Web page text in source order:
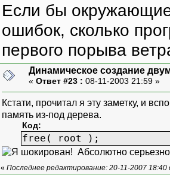
Если бы
ошибок, сколько
первого порыва
Динамическое создание
« Ответ #23 : 08-11-2003 21:59 »
Кстати, прочитал я эту заметку, и
память из-под дерева.
Код:
free( root );
Абсолютно
« Последнее редактирование: 20-11-2007 18:40